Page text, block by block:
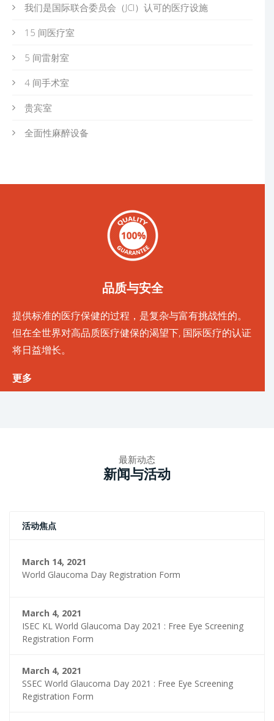
我们是国际联合委员会（JCI）认可的医疗设施
15 间医疗室
5 间雷射室
4 间手术室
贵宾室
全面性麻醉设备
品质与安全
提供标准的医疗保健的过程，是复杂与富有挑战性的。
但在全世界对高品质医疗健保的渴望下, 国际医疗的认证
将日益增长。
更多
最新动态
新闻与活动
活动焦点
March 14, 2021
World Glaucoma Day Registration Form
March 4, 2021
ISEC KL World Glaucoma Day 2021 : Free Eye Screening
Registration Form
March 4, 2021
SSEC World Glaucoma Day 2021 : Free Eye Screening
Registration Form